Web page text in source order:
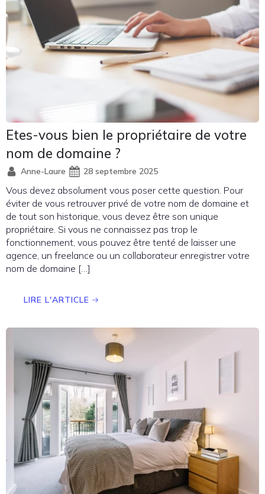
Etes-vous bien le propriétaire de votre
nom de domaine ?
Anne-Laure 28 septembre 2025
Vous devez absolument vous poser cette question. Pour
éviter de vous retrouver privé de votre nom de domaine et
de tout son historique, vous devez être son unique
propriétaire. Si vous ne connaissez pas trop le
fonctionnement, vous pouvez être tenté de laisser une
agence, un freelance ou un collaborateur enregistrer votre
nom de domaine […]
LIRE L'ARTICLE